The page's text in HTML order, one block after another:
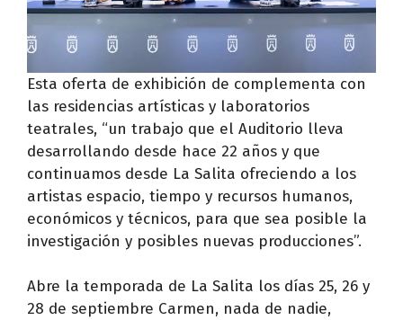
Esta oferta de exhibición de complementa con
las residencias artísticas y laboratorios
teatrales, “un trabajo que el Auditorio lleva
desarrollando desde hace 22 años y que
continuamos desde La Salita ofreciendo a los
artistas espacio, tiempo y recursos humanos,
económicos y técnicos, para que sea posible la
investigación y posibles nuevas producciones”.
Abre la temporada de La Salita los días 25, 26 y
28 de septiembre Carmen, nada de nadie,